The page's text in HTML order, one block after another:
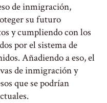
de inmigración,
su futuro
y cumpliendo con los
por el sistema de
Añadiendo a eso, el
de inmigración y
que se podrían